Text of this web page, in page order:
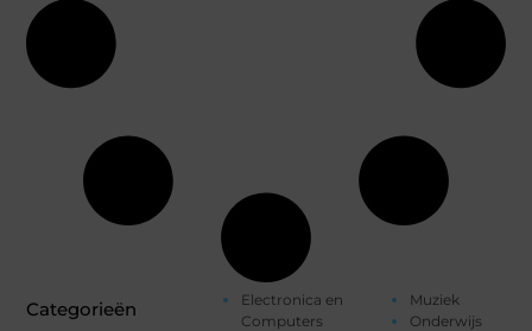
Categorieën
Electronica en
Computers
Muziek
Onderwijs